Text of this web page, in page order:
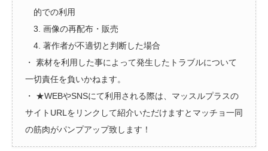
的での利用
3. 画像の再配布・販売
4. 著作者が不適切と判断した場合
・ 素材を利用した事によって発生したトラブルについて
一切責任を負いかねます。
・ ★WEBやSNSにて利用される際は、マッスルプラスの
サイトURLをリンクして紹介いただけますとマッチョ一同
の筋肉がパンプアップ致します！